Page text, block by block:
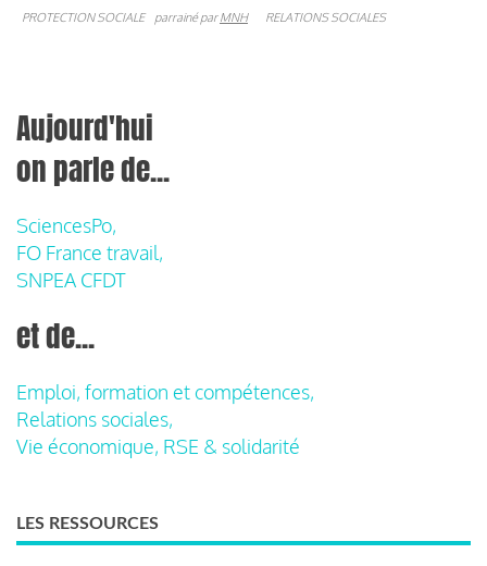
PROTECTION SOCIALE
parrainé parMNH RELATIONS SOCIALES
Aujourd'hui
on parle de...
SciencesPo,
FO France travail,
SNPEA CFDT
et de...
Emploi, formation et compétences,
Relations sociales,
Vie économique, RSE & solidarité
LES RESSOURCES